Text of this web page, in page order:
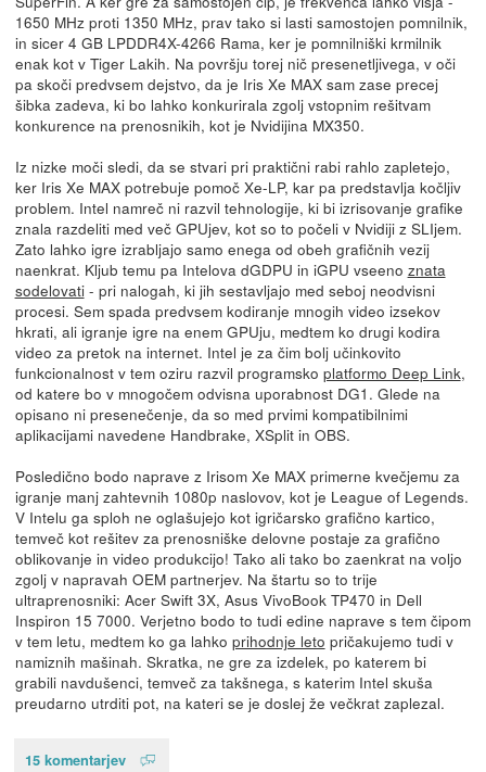
1650 MHz proti 1350 MHz, prav tako si lasti samostojen pomnilnik,
in sicer 4 GB LPDDR4X-4266 Rama, ker je pomnilniški krmilnik
enak kot v Tiger Lakih. Na površju torej nič presenetljivega, v oči
pa skoči predvsem dejstvo, da je Iris Xe MAX sam zase precej
šibka zadeva, ki bo lahko konkurirala zgolj vstopnim rešitvam
konkurence na prenosnikih, kot je Nvidijina MX350.
Iz nizke moči sledi, da se stvari pri praktični rabi rahlo zapletejo,
ker Iris Xe MAX potrebuje pomoč Xe-LP, kar pa predstavlja kočljiv
problem. Intel namreč ni razvil tehnologije, ki bi izrisovanje grafike
znala razdeliti med več GPUjev, kot so to počeli v Nvidiji z SLIjem.
Zato lahko igre izrabljajo samo enega od obeh grafičnih vezij
naenkrat. Kljub temu pa Intelova dGDPU in iGPU vseeno znata
sodelovati- pri nalogah, ki jih sestavljajo med seboj neodvisni
procesi. Sem spada predvsem kodiranje mnogih video izsekov
hkrati, ali igranje igre na enem GPUju, medtem ko drugi kodira
video za pretok na internet. Intel je za čim bolj učinkovito
funkcionalnost v tem oziru razvil programsko platformo Deep Link,
od katere bo v mnogočem odvisna uporabnost DG1. Glede na
opisano ni presenečenje, da so med prvimi kompatibilnimi
aplikacijami navedene Handbrake, XSplit in OBS.
Posledično bodo naprave z Irisom Xe MAX primerne kvečjemu za
igranje manj zahtevnih 1080p naslovov, kot je League of Legends.
V Intelu ga sploh ne oglašujejo kot igričarsko grafično kartico,
temveč kot rešitev za prenosniške delovne postaje za grafično
oblikovanje in video produkcijo! Tako ali tako bo zaenkrat na voljo
zgolj v napravah OEM partnerjev. Na štartu so to trije
ultraprenosniki: Acer Swift 3X, Asus VivoBook TP470 in Dell
Inspiron 15 7000. Verjetno bodo to tudi edine naprave s tem čipom
v tem letu, medtem ko ga lahko prihodnje leto pričakujemo tudi v
namiznih mašinah. Skratka, ne gre za izdelek, po katerem bi
grabili navdušenci, temveč za takšnega, s katerim Intel skuša
preudarno utrditi pot, na kateri se je doslej že večkrat zaplezal.
15 komentarjev